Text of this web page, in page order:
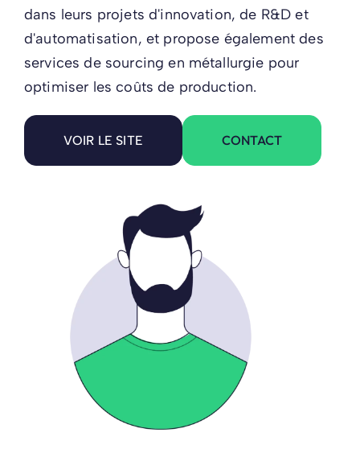
dans leurs projets d'innovation, de R&D et
d'automatisation, et propose également des
services de sourcing en métallurgie pour
optimiser les coûts de production.
VOIR LE SITE CONTACT